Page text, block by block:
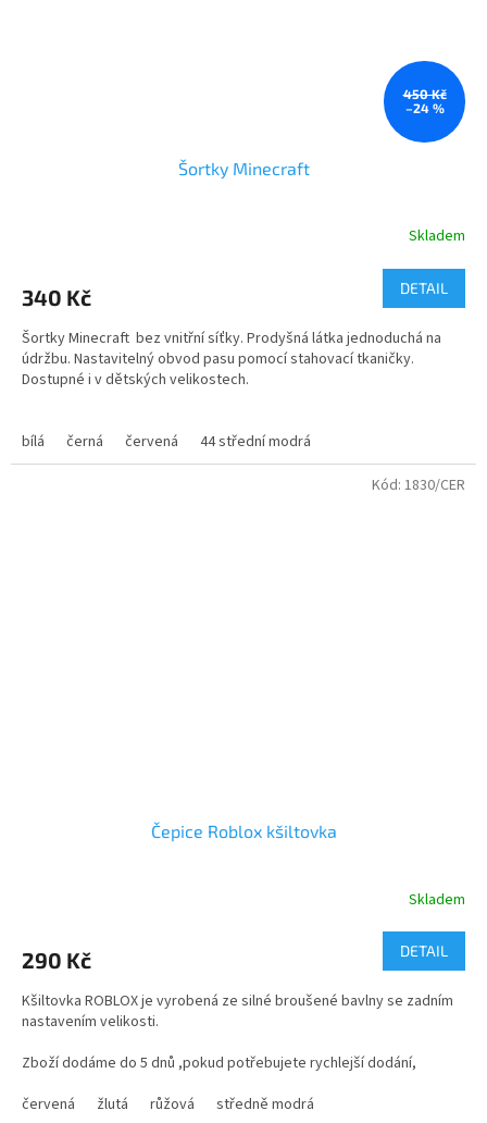
450 Kč
–24 %
Šortky Minecraft
je
z
5
hvězdiček.
Skladem
340 Kč DETAIL
Šortky Minecraft bez vnitřní síťky. Prodyšná látka jednoduchá na
údržbu. Nastavitelný obvod pasu pomocí stahovací tkaničky.
Dostupné i v dětských velikostech.
Velikosti trenky dětské - 4-16 let
bílá černá červená 44 střední modrá
Čepice Roblox kšiltovka
je
z
5
Skladem
290 Kč DETAIL
Kšiltovka ROBLOX je vyrobená ze silné broušené bavlny se zadním
nastavením velikosti.
Zboží dodáme do 5 dnů ,pokud potřebujete rychlejší dodání,
červená žlutá růžová středně modrá
Kód: 1830/CER